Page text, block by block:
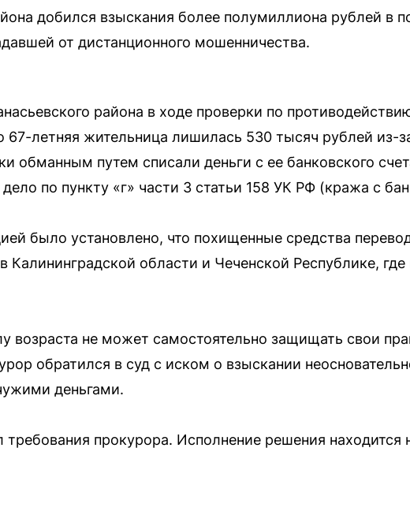
добился взыскания более полумиллиона рублей в
от дистанционного мошенничества.
района в ходе проверки по
67-летняя жительница лишилась 530 тысяч рублей из-
обманным путем списали деньги с ее банковского
по пункту «г» части 3 статьи 158 УК РФ (кража с
было установлено, что похищенные средства
Калининградской области и Чеченской Республике, где
возраста не может самостоятельно защищать свои
обратился в суд с иском о взыскании
деньгами.
прокурора. Исполнение решения находится